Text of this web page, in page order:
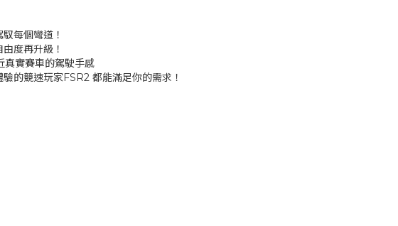
每個彎道！
度再升級！
實賽車的駕駛手感
的競速玩家FSR2 都能滿足你的需求！